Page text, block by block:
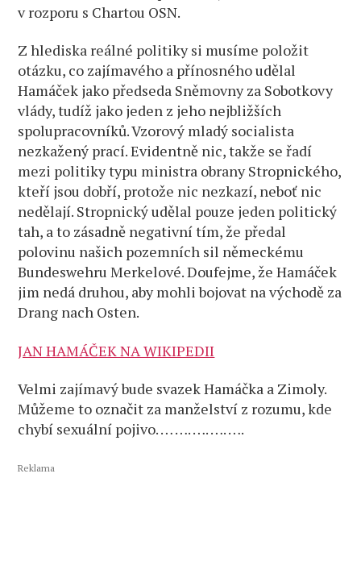
v rozporu s Chartou OSN.
Z hlediska reálné politiky si musíme položit
otázku, co zajímavého a přínosného udělal
Hamáček jako předseda Sněmovny za Sobotkovy
vlády, tudíž jako jeden z jeho nejbližších
spolupracovníků. Vzorový mladý socialista
nezkažený prací. Evidentně nic, takže se řadí
mezi politiky typu ministra obrany Stropnického,
kteří jsou dobří, protože nic nezkazí, neboť nic
nedělají. Stropnický udělal pouze jeden politický
tah, a to zásadně negativní tím, že předal
polovinu našich pozemních sil německému
Bundeswehru Merkelové. Doufejme, že Hamáček
jim nedá druhou, aby mohli bojovat na východě za
Drang nach Osten.
JAN HAMÁČEK NA WIKIPEDII
Velmi zajímavý bude svazek Hamáčka a Zimoly.
Můžeme to označit za manželství z rozumu, kde
chybí sexuální pojivo. … …. …. …. ….
Reklama